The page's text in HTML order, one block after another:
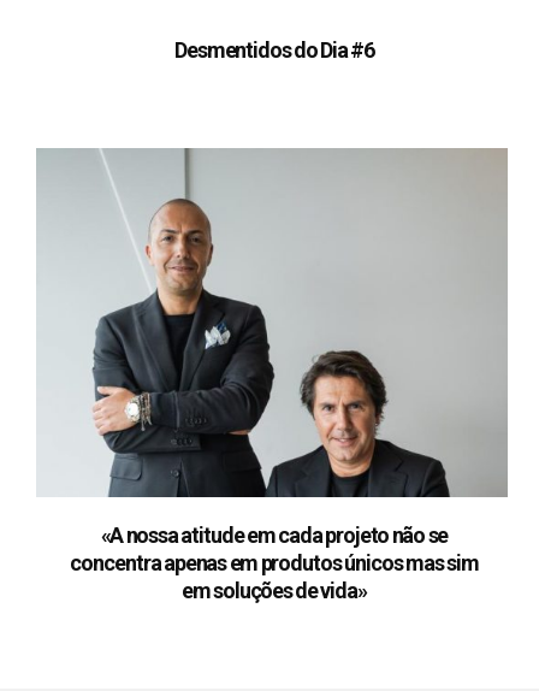
Desmentidos do Dia #6
«A nossa atitude em cada projeto não se
concentra apenas em produtos únicos mas sim
em soluções de vida»